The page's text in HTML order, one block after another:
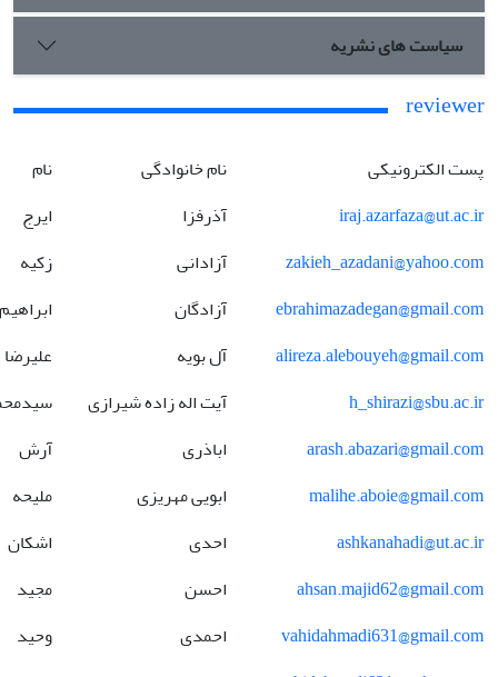
سیاست های نشریه
reviewer
پست الکترونیکی نام خانوادگی
نام
iraj.azarfaza@ut.ac.ir
آذرفزا
ایرج
zakieh_azadani@yahoo.com
آزادانی
زکیه
ebrahimazadegan@gmail.com
آزادگان
ابراهیم
alireza.alebouyeh@gmail.com
آل بویه
علیرضا
h_shirazi@sbu.ac.ir
آیت اله زاده شیرازی
arash.abazari@gmail.com
اباذری
آرش
malihe.aboie@gmail.com
ابویی مهریزی
ملیحه
ashkanahadi@ut.ac.ir
احدی
اشکان
ahsan.majid62@gmail.com
احسن
مجید
vahidahmadi631@gmail.com
احمدی
وحید